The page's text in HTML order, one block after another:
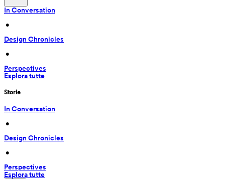
In Conversation
•
Design Chronicles
•
Perspectives
Esplora tutte
Storie
In Conversation
•
Design Chronicles
•
Perspectives
Esplora tutte